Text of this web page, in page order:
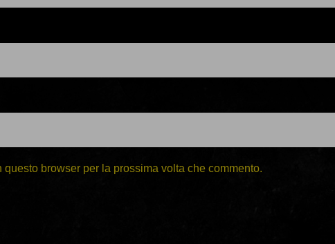
browser per la prossima volta che commento.